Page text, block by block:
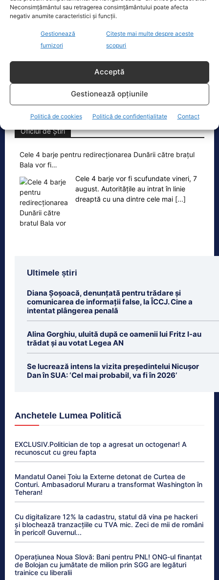
Neconsimțământul sau retragerea consimțământului poate afecta
negativ anumite caracteristici și funcții.
Gestionează
furnizori
Citește mai multe despre aceste
scopuri
Acceptă
Gestionează opțiunile
Politică de cookies Politică de confidențialitate Contact
Ponta: Bolojan poate să reducă
cheltuielile şi dacă nu mai trimite…
Fostul premier Victor Ponta a făcut o
e următoarea. Oprești
Oficiul de Știri
Cele 4 barje pentru redirecționarea Dunării către brațul
Bala vor fi…
Cele 4 barje vor fi scufundate vineri, 7
august. Autoritățile au intrat în linie
dreaptă cu una dintre cele mai [...]
Ultimele știri
Diana Șoșoacă, denunțată pentru trădare și
comunicarea de informații false, la ÎCCJ. Cine a
intentat plângerea penală
Alina Gorghiu, uluită după ce oamenii lui Fritz l-au
trădat şi au votat Legea AN
Se lucrează intens la vizita președintelui Nicușor
Dan în SUA: ‘Cel mai probabil, va fi în 2026’
Anchetele Lumea Politică
EXCLUSIV.Politician de top a agresat un octogenar! A
recunoscut cu greu fapta
Mandatul Oanei Țoiu la Externe detonat de Curtea de
Conturi. Ambasadorul Muraru a transformat Washington în
Teheran!
Cu digitalizare 12% la cadastru, statul dă vina pe hackeri
și blochează tranzacțiile cu TVA mic. Zeci de mii de români
în pericol! Guvernul...
Operațiunea Noua Slovă: Bani pentru PNL! ONG-ul finanțat
de Bolojan cu jumătate de milion prin SGG are legături
trainice cu liberalii